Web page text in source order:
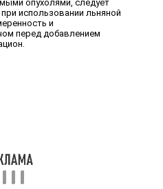
опухолями, следует
использовании льняной
и
перед добавлением